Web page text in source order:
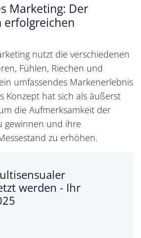
Marketing: Der
erfolgreichen
nutzt die verschiedenen
Fühlen, Riechen und
umfassendes Markenerlebnis
Konzept hat sich als äußerst
die Aufmerksamkeit der
gewinnen und ihre
zu erhöhen.
werden - Ihr